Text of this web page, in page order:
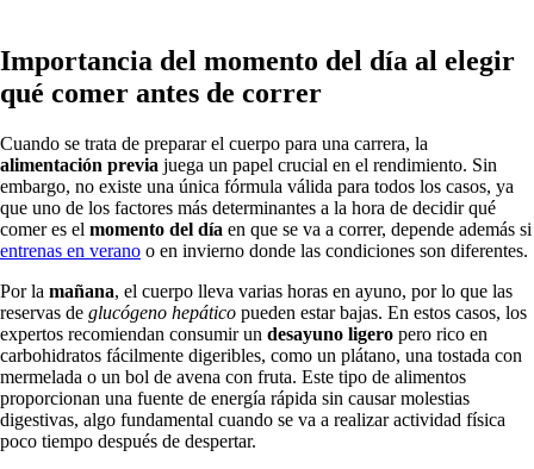
Importancia del momento del día al elegir
qué comer antes de correr
Cuando se trata de preparar el cuerpo para una carrera, la
alimentación previa juega un papel crucial en el rendimiento. Sin
embargo, no existe una única fórmula válida para todos los casos, ya
que uno de los factores más determinantes a la hora de decidir qué
comer es el momento del día en que se va a correr, depende además si
entrenas en verano o en invierno donde las condiciones son diferentes.
Por la mañana, el cuerpo lleva varias horas en ayuno, por lo que las
reservas de glucógeno hepático pueden estar bajas. En estos casos, los
expertos recomiendan consumir un desayuno ligero pero rico en
carbohidratos fácilmente digeribles, como un plátano, una tostada con
mermelada o un bol de avena con fruta. Este tipo de alimentos
proporcionan una fuente de energía rápida sin causar molestias
digestivas, algo fundamental cuando se va a realizar actividad física
poco tiempo después de despertar.